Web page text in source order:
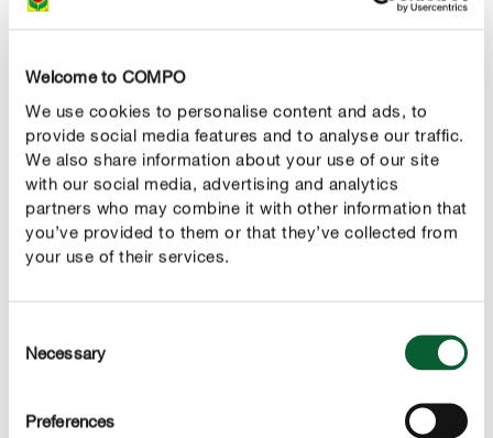
Welcome to COMPO
We use cookies to personalise content and ads, to
provide social media features and to analyse our traffic.
We also share information about your use of our site
with our social media, advertising and analytics
partners who may combine it with other information that
you’ve provided to them or that they’ve collected from
your use of their services.
Selection
Necessary
Preferences
Wie sind Sie auf COMPO aufmerksam geworden?
Ergänzende Informationen zur Quelle
Kontakt